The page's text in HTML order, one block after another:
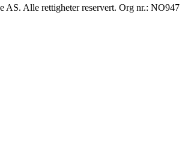
AS. Alle rettigheter reservert. Org nr.: NO947